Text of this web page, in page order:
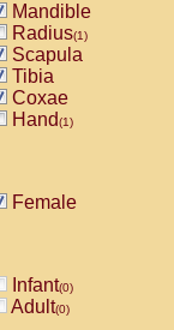
Mandible
Radius(1)
Scapula
Tibia
Coxae
Hand(1)
Female
Infant(0)
Adult(0)